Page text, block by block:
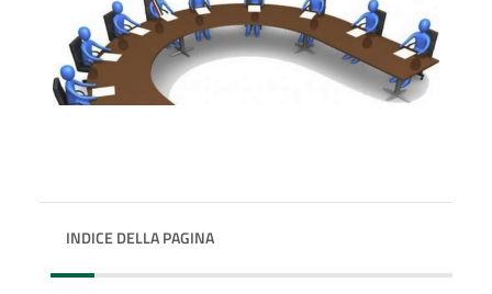
INDICE DELLA PAGINA